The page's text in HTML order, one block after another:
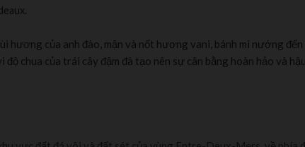
hương của anh đào, mận và nốt hương vani, bánh mì nướng
chua của trái cây đậm đà tạo nên sự cân bằng hoàn hảo và